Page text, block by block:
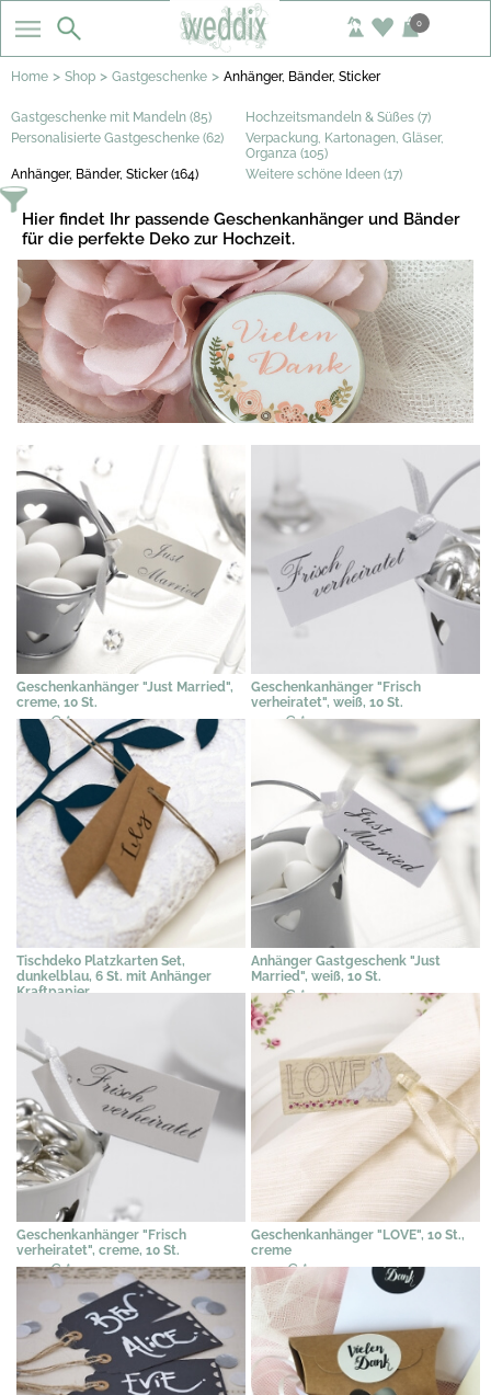
0
Home > Shop > Gastgeschenke > Anhänger, Bänder, Sticker
Gastgeschenke mit Mandeln (85)
Hochzeitsmandeln & Süßes (7)
Personalisierte Gastgeschenke (62)
Verpackung, Kartonagen, Gläser,
Organza (105)
Anhänger, Bänder, Sticker (164)
Weitere schöne Ideen (17)
Hier findet Ihr passende Geschenkanhänger und Bänder
für die perfekte Deko zur Hochzeit.
Geschenkanhänger "Just Married",
creme, 10 St.
2,45 €*
Geschenkanhänger "Frisch
verheiratet", weiß, 10 St.
2,45 €*
Tischdeko Platzkarten Set,
dunkelblau, 6 St. mit Anhänger
Kraftpapier
Anhänger Gastgeschenk "Just
Married", weiß, 10 St.
2,45 €*
Geschenkanhänger "Frisch
verheiratet", creme, 10 St.
2,45 €*
Geschenkanhänger "LOVE", 10 St.,
creme
4,09 €*